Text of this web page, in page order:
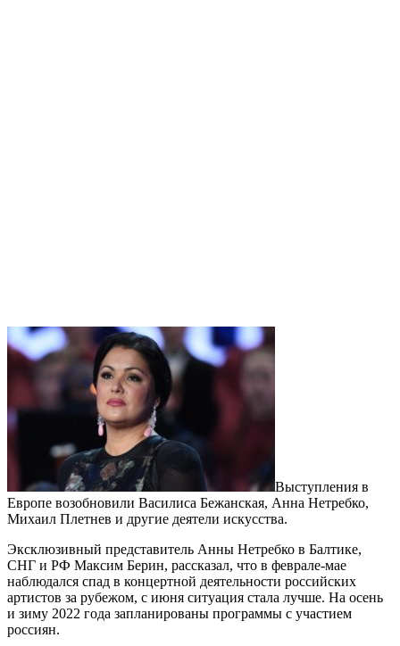
Выступления в
Европе возобновили Василиса Бежанская, Анна Нетребко,
Михаил Плетнев и другие деятели искусства.
Эксклюзивный представитель Анны Нетребко в Балтике,
СНГ и РФ Максим Берин, рассказал, что в феврале-мае
наблюдался спад в концертной деятельности российских
артистов за рубежом, с июня ситуация стала лучше. На осень
и зиму 2022 года запланированы программы с участием
россиян.